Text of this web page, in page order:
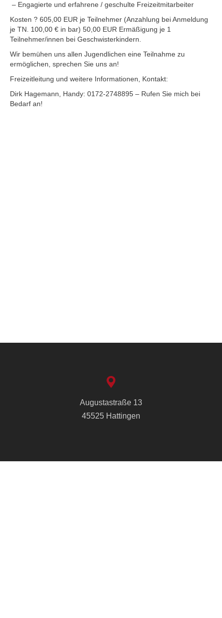
– Engagierte und erfahrene / geschulte Freizeitmitarbeiter
Kosten ? 605,00 EUR je Teilnehmer (Anzahlung bei Anmeldung
je TN. 100,00 € in bar) 50,00 EUR Ermäßigung je 1
Teilnehmer/innen bei Geschwisterkindern.
Wir bemühen uns allen Jugendlichen eine Teilnahme zu
ermöglichen, sprechen Sie uns an!
Freizeitleitung und weitere Informationen, Kontakt:
Dirk Hagemann, Handy: 0172-2748895 – Rufen Sie mich bei
Bedarf an!
Augustastraße 13
45525 Hattingen